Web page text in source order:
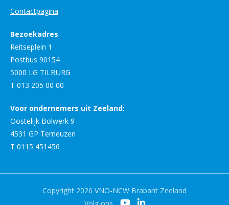
Contactpagina
Bezoekadres
Reitseplein 1
Postbus 90154
5000 LG TILBURG
T 013 205 00 00
Voor ondernemers uit Zeeland:
Oostelijk Bolwerk 9
4531 GP Terneuzen
T 0115 451456
Copyright 2026 VNO-NCW Brabant Zeeland